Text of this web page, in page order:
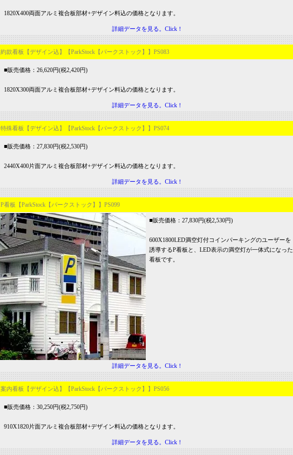
1820X400両面アルミ複合板部材+デザイン料込の価格となります。
詳細データを見る。Click！
約款看板【デザイン込】【ParkStock【パークストック】】PS083
■販売価格：26,620円(税2,420円)
1820X300両面アルミ複合板部材+デザイン料込の価格となります。
詳細データを見る。Click！
特殊看板【デザイン込】【ParkStock【パークストック】】PS074
■販売価格：27,830円(税2,530円)
2440X400片面アルミ複合板部材+デザイン料込の価格となります。
詳細データを見る。Click！
P看板【ParkStock【パークストック】】PS099
■販売価格：27,830円(税2,530円)
600X1800LED満空灯付コインパーキングのユーザーを
誘導するP看板と、LED表示の満空灯が一体式になった
看板です。
詳細データを見る。Click！
案内看板【デザイン込】【ParkStock【パークストック】】PS056
■販売価格：30,250円(税2,750円)
910X1820片面アルミ複合板部材+デザイン料込の価格となります。
詳細データを見る。Click！